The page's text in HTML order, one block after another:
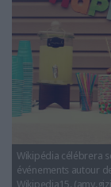
LES DOSSIERS
LES NEWSLETTERS
LE MAGAZINE
LES GUIDES
L'ESPACE EMPLOI
L'AGENDA
Wikipédia célébrera
événements autour
Wikipedia15.